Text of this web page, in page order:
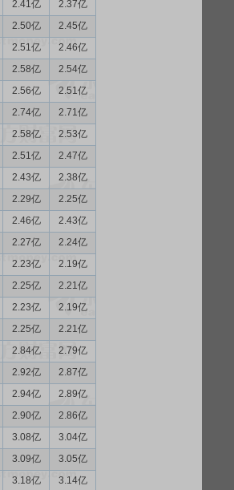
2.41亿
2.37亿
2.50亿
2.45亿
2.51亿
2.46亿
2.58亿
2.54亿
2.56亿
2.51亿
2.74亿
2.71亿
2.58亿
2.53亿
2.51亿
2.47亿
2.43亿
2.38亿
2.29亿
2.25亿
2.46亿
2.43亿
2.27亿
2.24亿
2.23亿
2.19亿
2.25亿
2.21亿
2.23亿
2.19亿
2.25亿
2.21亿
2.84亿
2.79亿
2.92亿
2.87亿
2.94亿
2.89亿
2.90亿
2.86亿
3.08亿
3.04亿
3.09亿
3.05亿
3.18亿
3.14亿